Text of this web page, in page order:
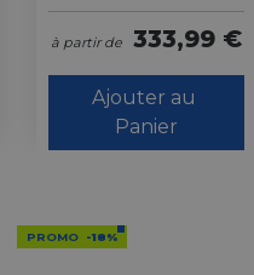
à partir de 333,99 €
Ajouter au
Panier
PROMO -18%